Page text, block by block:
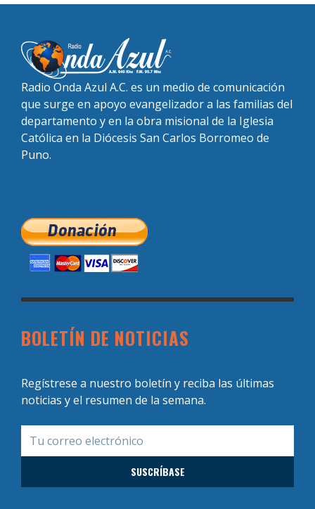
Radio Onda Azul A.C. es un medio de comunicación
que surge en apoyo evangelizador a las familias del
departamento y en la obra misional de la Iglesia
Católica en la Diócesis San Carlos Borromeo de
Puno.
BOLETÍN DE NOTICIAS
Regístrese a nuestro boletín y reciba las últimas
noticias y el resumen de la semana.